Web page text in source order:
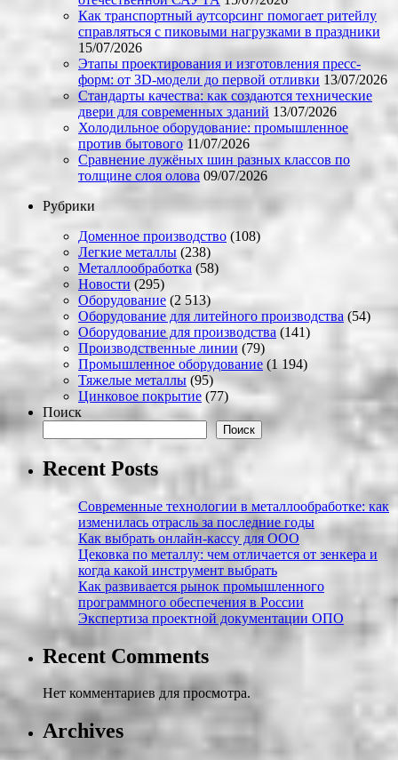
Как транспортный аутсорсинг помогает ритейлу
справляться с пиковыми нагрузками в праздники
15/07/2026
Этапы проектирования и изготовления пресс-
форм: от 3D-модели до первой отливки 13/07/2026
Стандарты качества: как создаются технические
двери для современных зданий 13/07/2026
Холодильное оборудование: промышленное
против бытового 11/07/2026
Сравнение лужёных шин разных классов по
толщине слоя олова 09/07/2026
Рубрики
Доменное производство (108)
Легкие металлы (238)
Металлообработка (58)
Новости (295)
Оборудование (2 513)
Оборудование для литейного производства (54)
Оборудование для производства (141)
Производственные линии (79)
Промышленное оборудование (1 194)
Тяжелые металлы (95)
Цинковое покрытие (77)
Поиск
Поиск
Recent Posts
Современные технологии в металлообработке: как
изменилась отрасль за последние годы
Как выбрать онлайн-кассу для ООО
Цековка по металлу: чем отличается от зенкера и
когда какой инструмент выбрать
Как развивается рынок промышленного
программного обеспечения в России
Экспертиза проектной документации ОПО
Recent Comments
Нет комментариев для просмотра.
Archives